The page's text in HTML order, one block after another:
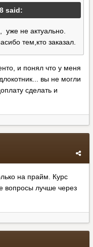
said:
не актуально.
тем,кто заказал.
и понял что у меня
вы не могли
сделать и
на прайм. Курс
вопросы лучше через